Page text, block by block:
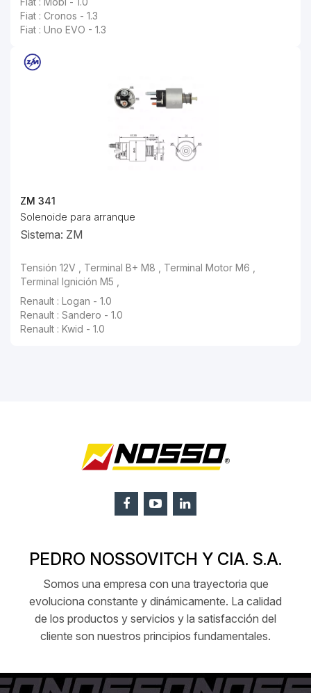
Fiat : Cronos - 1.3
Fiat : Uno EVO - 1.3
ZM 341
Solenoide para arranque
Sistema: ZM
Tensión 12V , Terminal B+ M8 , Terminal Motor M6 ,
Terminal Ignición M5 ,
Renault : Logan - 1.0
Renault : Sandero - 1.0
Renault : Kwid - 1.0
PEDRO NOSSOVITCH Y CIA. S.A.
Somos una empresa con una trayectoria que
evoluciona constante y dinámicamente. La calidad
de los productos y servicios y la satisfacción del
cliente son nuestros principios fundamentales.